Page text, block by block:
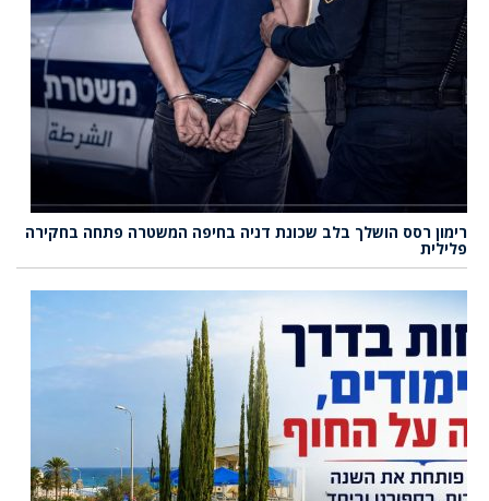
רימון רסס הושלך בלב שכונת דניה בחיפה המשטרה פתחה בחקירה
פלילית